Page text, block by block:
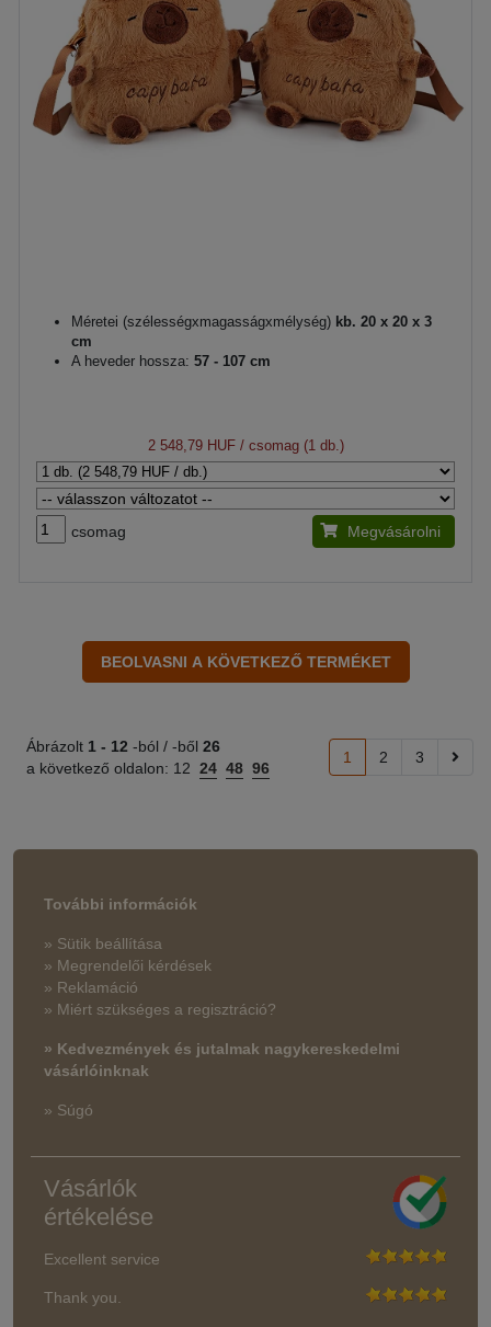
Méretei (szélességxmagasságxmélység) kb. 20 x 20 x 3
cm
A heveder hossza: 57 - 107 cm
2 548,79 HUF/ csomag (1 db.)
csomag Megvásárolni
Ábrázolt 1 - 12 -ból / -ből 26
a következő oldalon: 12 24 48 96
1 2 3
További információk
» Sütik beállítása
» Megrendelői kérdések
» Reklamáció
» Miért szükséges a regisztráció?
» Kedvezmények és jutalmak nagykereskedelmi
vásárlóinknak
» Súgó
Vásárlók
értékelése
Excellent service
Thank you.